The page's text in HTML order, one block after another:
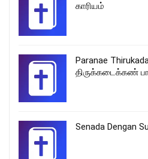
காரியம்
Paranae
திருக்கடைக்கண்
Senada Dengan